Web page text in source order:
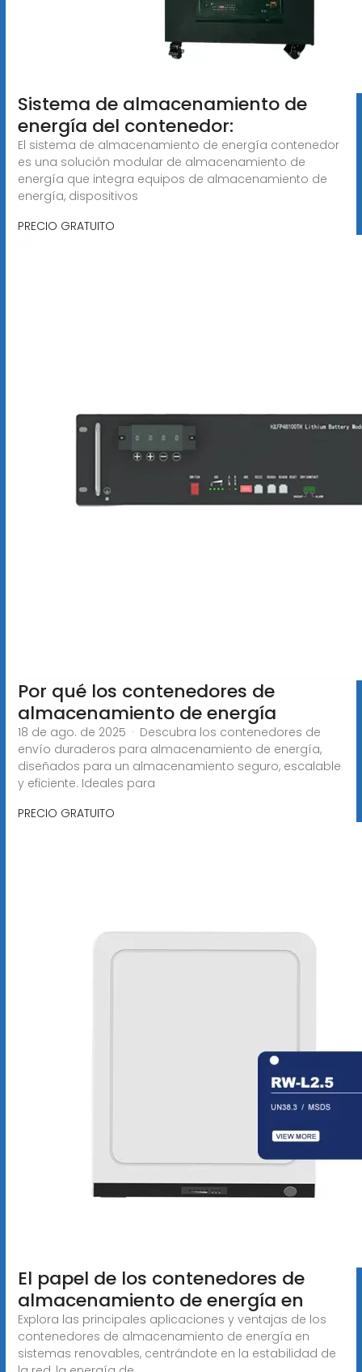
Sistema de almacenamiento de
energía del contenedor:
El sistema de almacenamiento de energía contenedor
es una solución modular de almacenamiento de
energía que integra equipos de almacenamiento de
energía, dispositivos
PRECIO GRATUITO
Por qué los contenedores de
almacenamiento de energía
18 de ago. de 2025 · Descubra los contenedores de
envío duraderos para almacenamiento de energía,
diseñados para un almacenamiento seguro, escalable
y eficiente. Ideales para
PRECIO GRATUITO
El papel de los contenedores de
almacenamiento de energía en
Explora las principales aplicaciones y ventajas de los
contenedores de almacenamiento de energía en
sistemas renovables, centrándote en la estabilidad de